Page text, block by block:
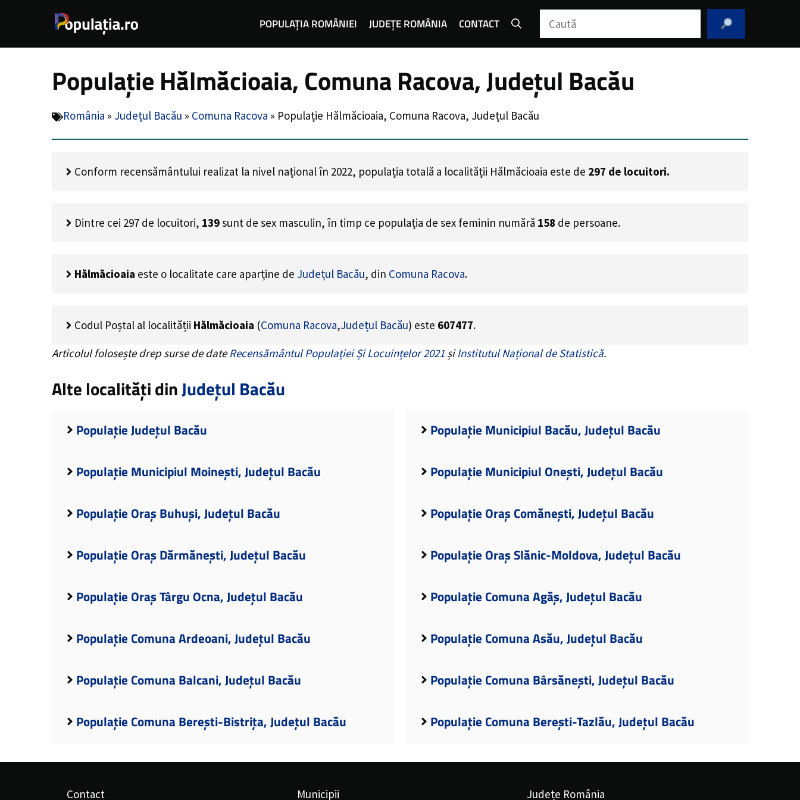
POPULAȚIA ROMÂNIEI JUDEȚE ROMÂNIA CONTACT Caută
Populație Hălmăcioaia, Comuna Racova, Județul Bacău
România » Județul Bacău » Comuna Racova » Populație Hălmăcioaia, Comuna Racova, Județul Bacău
Conform recensământului realizat la nivel național în 2022, populația totală a localității Hălmăcioaia este de 297 de locuitori.
Dintre cei 297 de locuitori, 139sunt de sex masculin, în timp ce populația de sex feminin numără 158 de persoane.
Hălmăcioaia este o localitate care aparține de Județul Bacău, din Comuna Racova.
Codul Poștal al localității Hălmăcioaia (Comuna Racova,Județul Bacău) este 607477.
Articolul folosește drep surse de dateRecensământul Populației Și Locuințelor 2021 șiInstitutul Național de Statistică.
Alte localități dinJudețul Bacău
Populație Județul Bacău Populație Municipiul Bacău, Județul Bacău
Populație Municipiul Moinești, Județul Bacău Populație Municipiul Onești, Județul Bacău
Populație Oraș Buhuși, Județul Bacău Populație Oraș Comănești, Județul Bacău
Populație Oraș Dărmănești, Județul Bacău Populație Oraș Slănic-Moldova, Județul Bacău
Populație Oraș Târgu Ocna, Județul Bacău Populație Comuna Agăș, Județul Bacău
Populație Comuna Ardeoani, Județul Bacău Populație Comuna Asău, Județul Bacău
Populație Comuna Balcani, Județul Bacău Populație Comuna Bârsănești, Județul Bacău
Populație Comuna Berești-Bistrița, Județul Bacău Populație Comuna Berești-Tazlău, Județul Bacău
Contact Municipii Județe România